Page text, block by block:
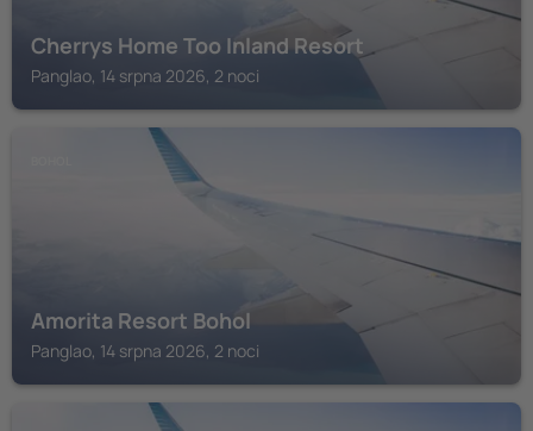
Cherrys Home Too Inland Resort
Panglao, 14 srpna 2026, 2 noci
Amorita Resort Bohol
Panglao, 14 srpna 2026, 2 noci